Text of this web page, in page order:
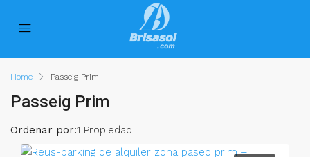
Home Passeig Prim
Passeig Prim
1 Propiedad
Ordenar por: